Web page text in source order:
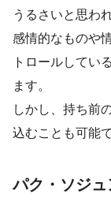
うるさいと思わ
感情的なものや
トロールしてい
ます。
しかし、持ち前
込むことも可能
パク・ソジ